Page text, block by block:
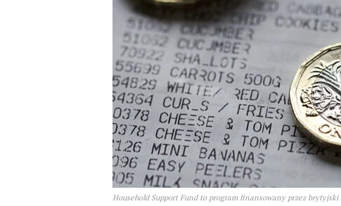
Household Support Fund to program finansowany przez